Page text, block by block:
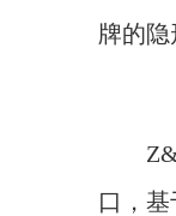
牌的隐
Z&O
口，